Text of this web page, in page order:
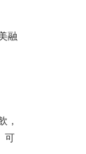
融
，
可